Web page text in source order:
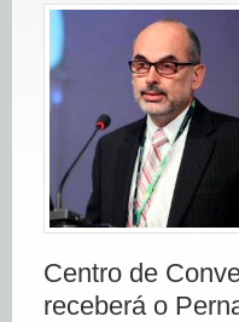
Centro de
receberá o